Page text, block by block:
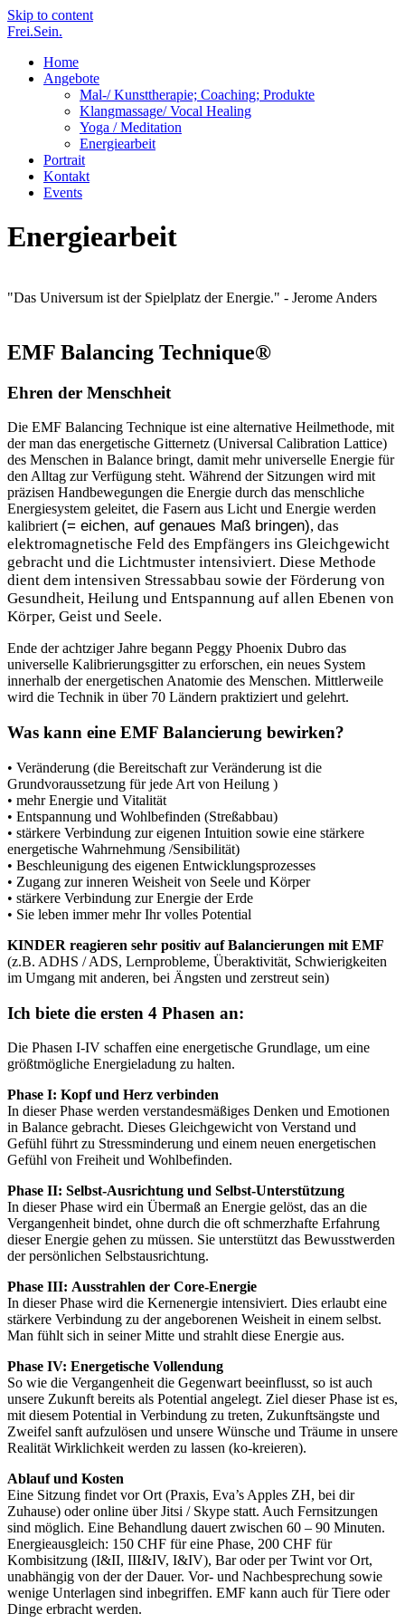
Skip to content
Frei.Sein.
Home
Angebote
Mal-/ Kunsttherapie; Coaching; Produkte
Klangmassage/ Vocal Healing
Yoga / Meditation
Energiearbeit
Portrait
Kontakt
Events
Energiearbeit
"Das Universum ist der Spielplatz der Energie." - Jerome Anders
EMF Balancing Technique®
Ehren der Menschheit
Die EMF Balancing Technique ist eine alternative Heilmethode, mit
der man das energetische Gitternetz (Universal Calibration Lattice)
des Menschen in Balance bringt, damit mehr universelle Energie für
den Alltag zur Verfügung steht. Während der Sitzungen wird mit
präzisen Handbewegungen die Energie durch das menschliche
Energiesystem geleitet, die Fasern aus Licht und Energie werden
kalibriert (= eichen, auf genaues Maß bringen), das
elektromagnetische Feld des Empfängers ins Gleichgewicht
gebracht und die Lichtmuster intensiviert. Diese Methode
dient dem intensiven Stressabbau sowie der Förderung von
Gesundheit, Heilung und Entspannung auf allen Ebenen von
Körper, Geist und Seele.
Ende der achtziger Jahre begann Peggy Phoenix Dubro das
universelle Kalibrierungsgitter zu erforschen, ein neues System
innerhalb der energetischen Anatomie des Menschen. Mittlerweile
wird die Technik in über 70 Ländern praktiziert und gelehrt.
Was kann eine EMF Balancierung bewirken?
• Veränderung (die Bereitschaft zur Veränderung ist die
Grundvoraussetzung für jede Art von Heilung )
• mehr Energie und Vitalität
• Entspannung und Wohlbefinden (Streßabbau)
• stärkere Verbindung zur eigenen Intuition sowie eine stärkere
energetische Wahrnehmung /Sensibilität)
• Beschleunigung des eigenen Entwicklungsprozesses
• Zugang zur inneren Weisheit von Seele und Körper
• stärkere Verbindung zur Energie der Erde
• Sie leben immer mehr Ihr volles Potential
KINDER reagieren sehr positiv auf Balancierungen mit EMF
(z.B. ADHS / ADS, Lernprobleme, Überaktivität, Schwierigkeiten
im Umgang mit anderen, bei Ängsten und zerstreut sein)
Ich biete die ersten 4 Phasen an:
Die Phasen I-IV schaffen eine energetische Grundlage, um eine
größtmögliche Energieladung zu halten.
Phase I: Kopf und Herz verbinden
In dieser Phase werden verstandesmäßiges Denken und Emotionen
in Balance gebracht. Dieses Gleichgewicht von Verstand und
Gefühl führt zu Stressminderung und einem neuen energetischen
Gefühl von Freiheit und Wohlbefinden.
Phase II: Selbst-Ausrichtung und Selbst-Unterstützung
In dieser Phase wird ein Übermaß an Energie gelöst, das an die
Vergangenheit bindet, ohne durch die oft schmerzhafte Erfahrung
dieser Energie gehen zu müssen. Sie unterstützt das Bewusstwerden
der persönlichen Selbstausrichtung.
Phase III: Ausstrahlen der Core-Energie
In dieser Phase wird die Kernenergie intensiviert. Dies erlaubt eine
stärkere Verbindung zu der angeborenen Weisheit in einem selbst.
Man fühlt sich in seiner Mitte und strahlt diese Energie aus.
Phase IV: Energetische Vollendung
So wie die Vergangenheit die Gegenwart beeinflusst, so ist auch
unsere Zukunft bereits als Potential angelegt. Ziel dieser Phase ist es,
mit diesem Potential in Verbindung zu treten, Zukunftsängste und
Zweifel sanft aufzulösen und unsere Wünsche und Träume in unsere
Realität Wirklichkeit werden zu lassen (ko-kreieren).
Ablauf und Kosten
Eine Sitzung findet vor Ort (Praxis, Eva’s Apples ZH, bei dir
Zuhause) oder online über Jitsi / Skype statt. Auch Fernsitzungen
sind möglich. Eine Behandlung dauert zwischen 60 – 90 Minuten.
Energieausgleich: 150 CHF für eine Phase, 200 CHF für
Kombisitzung (I&II, III&IV, I&IV), Bar oder per Twint vor Ort,
unabhängig von der der Dauer. Vor- und Nachbesprechung sowie
wenige Unterlagen sind inbegriffen. EMF kann auch für Tiere oder
Dinge erbracht werden.